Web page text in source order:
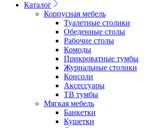
Каталог
Корпусная мебель
Туалетные столики
Обеденные cтолы
Рабочие столы
Комоды
Прикроватные тумбы
Журнальные столики
Консоли
Аксессуары
ТВ тумбы
Мягкая мебель
Банкетки
Кушетки